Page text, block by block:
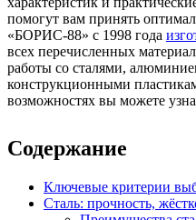
помогут вам принять
«БОРИС-88» с 1998 года
всех перечисленных
работы со сталями,
конструкционными
возможностях вы можете
Содержание
Ключевые критерии
Сталь: прочность,